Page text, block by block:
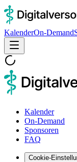
KalenderOn-Demand
Kalender
On-Demand
Sponsoren
FAQ
Cookie-